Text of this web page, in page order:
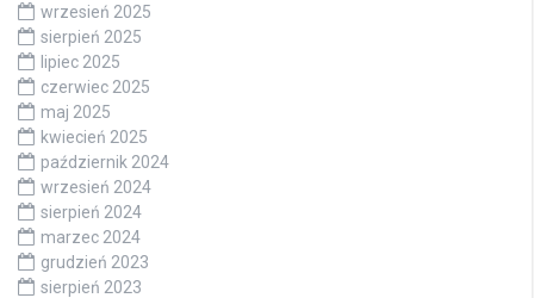
wrzesień 2025
sierpień 2025
lipiec 2025
czerwiec 2025
maj 2025
kwiecień 2025
październik 2024
wrzesień 2024
sierpień 2024
marzec 2024
grudzień 2023
sierpień 2023